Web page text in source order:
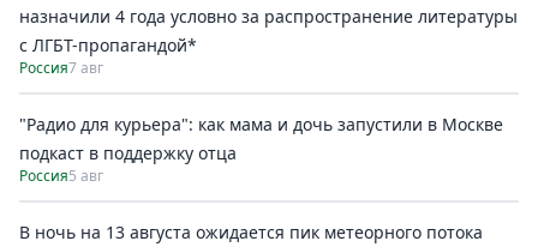
назначили 4 года условно за распространение литературы
с ЛГБТ-пропагандой*
Россия7 авг
"Радио для курьера": как мама и дочь запустили в Москве
подкаст в поддержку отца
Россия5 авг
В ночь на 13 августа ожидается пик метеорного потока